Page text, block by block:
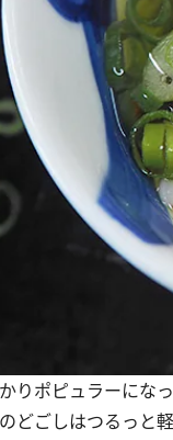
りポピュラーにな
どごしはつるっと